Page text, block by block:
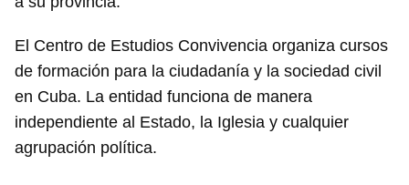
El Centro de Estudios Convivencia organiza cursos
de formación para la ciudadanía y la sociedad civil
en Cuba. La entidad funciona de manera
independiente al Estado, la Iglesia y cualquier
agrupación política.